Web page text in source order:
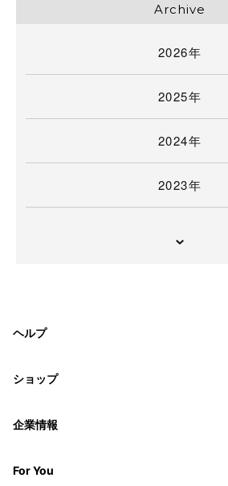
Archive
2026年
2025年
2024年
2023年
ヘルプ
ショップ
企業情報
For You